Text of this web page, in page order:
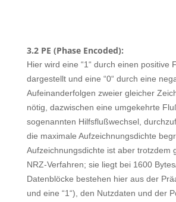
3.2 PE (Phase Encoded):
Hier wird eine “1“ durch einen positive
dargestellt und eine “0“ durch eine
Aufeinanderfolgen zweier gleicher
nötig, dazwischen eine umgekehrte
sogenannten Hilfsflußwechsel,
die maximale Aufzeichnungsdichte
Aufzeichnungsdichte ist aber trotzdem
NRZ-Verfahren; sie liegt bei 1600
Datenblöcke bestehen hier aus der
und eine “1“), den Nutzdaten und der